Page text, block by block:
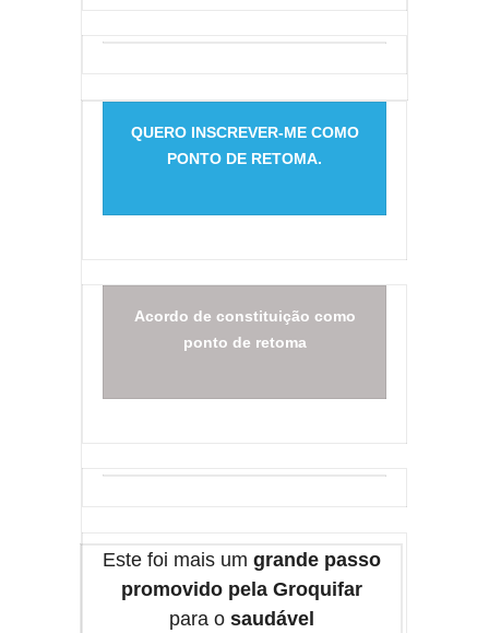
QUERO INSCREVER-ME COMO
PONTO DE RETOMA.
Acordo de constituição como
ponto de retoma
Este foi mais um grande passo
promovido pela Groquifar
para o saudável